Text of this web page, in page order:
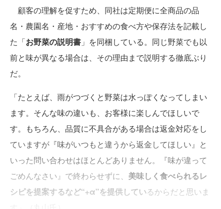
顧客の理解を促すため、同社は定期便に全商品の品
名・農園名・産地・おすすめの食べ方や保存法を記載し
た「お野菜の説明書 」を同梱している。同じ野菜でも以
前と味が異なる場合は、その理由まで説明する徹底ぶり
だ。
「たとえば、雨がつづくと野菜は水っぽくなってしまい
ます。そんな味の違いも、お客様に楽しんでほしいで
す。もちろん、品質に不具合がある場合は返金対応をし
ていますが『味がいつもと違うから返金してほしい』と
いった問い合わせはほとんどありません。『味が違って
ごめんなさい』で終わらせずに、 美味しく食べられるレ
シピを提案するなど“+α”を提供しているからだと思いま